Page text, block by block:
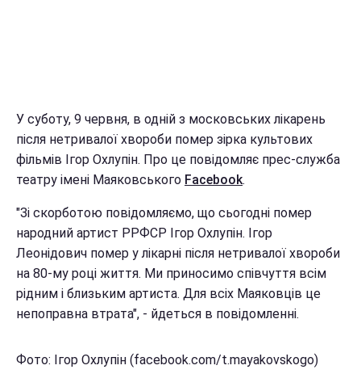
У суботу, 9 червня, в одній з московських лікарень
після нетривалої хвороби помер зірка культових
фільмів Ігор Охлупін. Про це повідомляє прес-служба
театру імені Маяковського Facebook.
"Зі скорботою повідомляємо, що сьогодні помер
народний артист РРФСР Ігор Охлупін. Ігор
Леонідович помер у лікарні після нетривалої хвороби
на 80-му році життя. Ми приносимо співчуття всім
рідним і близьким артиста. Для всіх Маяковців це
непоправна втрата", - йдеться в повідомленні.
Фото: Ігор Охлупін (facebook.com/t.mayakovskogo)